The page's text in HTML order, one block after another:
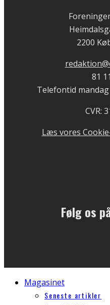
2200
81
Telefontid
CVR:
Læs vores
Følg os
Magasinet
Seneste artikler